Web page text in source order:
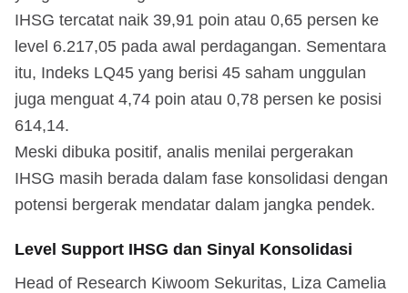
IHSG tercatat naik 39,91 poin atau 0,65 persen ke
level 6.217,05 pada awal perdagangan. Sementara
itu, Indeks LQ45 yang berisi 45 saham unggulan
juga menguat 4,74 poin atau 0,78 persen ke posisi
614,14.
Meski dibuka positif, analis menilai pergerakan
IHSG masih berada dalam fase konsolidasi dengan
potensi bergerak mendatar dalam jangka pendek.
Level Support IHSG dan Sinyal Konsolidasi
Head of Research Kiwoom Sekuritas, Liza Camelia